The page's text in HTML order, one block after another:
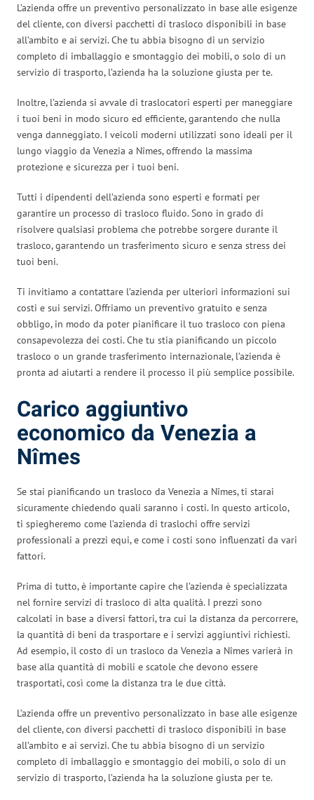
L’azienda offre un preventivo personalizzato in base alle esigenze
del cliente, con diversi pacchetti di trasloco disponibili in base
all’ambito e ai servizi. Che tu abbia bisogno di un servizio
completo di imballaggio e smontaggio dei mobili, o solo di un
servizio di trasporto, l’azienda ha la soluzione giusta per te.
Inoltre, l’azienda si avvale di traslocatori esperti per maneggiare
i tuoi beni in modo sicuro ed efficiente, garantendo che nulla
venga danneggiato. I veicoli moderni utilizzati sono ideali per il
lungo viaggio da Venezia a Nîmes, offrendo la massima
protezione e sicurezza per i tuoi beni.
Tutti i dipendenti dell’azienda sono esperti e formati per
garantire un processo di trasloco fluido. Sono in grado di
risolvere qualsiasi problema che potrebbe sorgere durante il
trasloco, garantendo un trasferimento sicuro e senza stress dei
tuoi beni.
Ti invitiamo a contattare l’azienda per ulteriori informazioni sui
costi e sui servizi. Offriamo un preventivo gratuito e senza
obbligo, in modo da poter pianificare il tuo trasloco con piena
consapevolezza dei costi. Che tu stia pianificando un piccolo
trasloco o un grande trasferimento internazionale, l’azienda è
pronta ad aiutarti a rendere il processo il più semplice possibile.
Carico aggiuntivo
economico da Venezia a
Nîmes
Se stai pianificando un trasloco da Venezia a Nîmes, ti starai
sicuramente chiedendo quali saranno i costi. In questo articolo,
ti spiegheremo come l’azienda di traslochi offre servizi
professionali a prezzi equi, e come i costi sono influenzati da vari
fattori.
Prima di tutto, è importante capire che l’azienda è specializzata
nel fornire servizi di trasloco di alta qualità. I prezzi sono
calcolati in base a diversi fattori, tra cui la distanza da percorrere,
la quantità di beni da trasportare e i servizi aggiuntivi richiesti.
Ad esempio, il costo di un trasloco da Venezia a Nîmes varierà in
base alla quantità di mobili e scatole che devono essere
trasportati, così come la distanza tra le due città.
L’azienda offre un preventivo personalizzato in base alle esigenze
del cliente, con diversi pacchetti di trasloco disponibili in base
all’ambito e ai servizi. Che tu abbia bisogno di un servizio
completo di imballaggio e smontaggio dei mobili, o solo di un
servizio di trasporto, l’azienda ha la soluzione giusta per te.